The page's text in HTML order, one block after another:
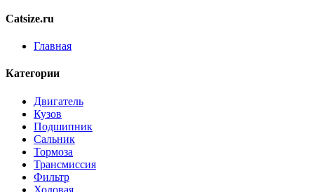
Catsize.ru
Главная
Категории
Двигатель
Кузов
Подшипник
Сальник
Тормоза
Трансмиссия
Фильтр
Ходовая